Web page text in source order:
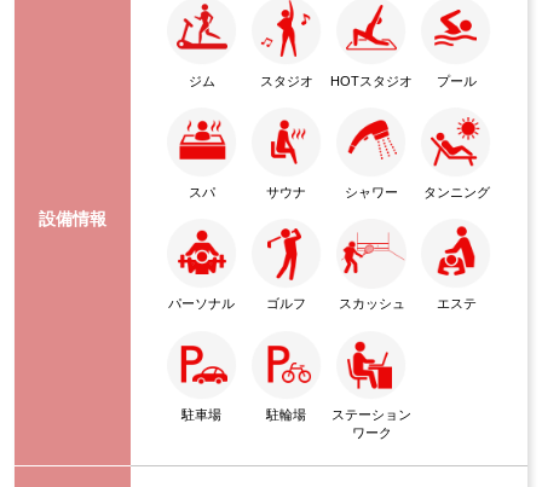
設備情報
ジム スタジオ HOTスタジオ プール
スパ サウナ シャワー タンニング
パーソナル ゴルフ スカッシュ エステ
駐車場 駐輪場
ステーション
ワーク